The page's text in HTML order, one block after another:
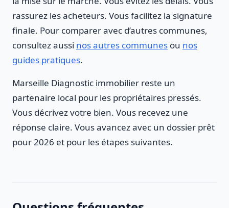
rassurez les acheteurs. Vous facilitez la signature
finale. Pour comparer avec d’autres communes,
consultez aussi nos autres communes ou nos
guides pratiques.
Marseille Diagnostic immobilier reste un
partenaire local pour les propriétaires pressés.
Vous décrivez votre bien. Vous recevez une
réponse claire. Vous avancez avec un dossier prêt
pour 2026 et pour les étapes suivantes.